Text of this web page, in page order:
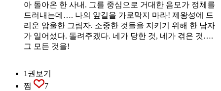
아 돌아온 한 사내. 그를 중심으로 거대한 음모가 정체를
드러내는데…. 나의 앞길을 가로막지 마라! 제왕성에 드
리운 암울한 그림자. 소중한 것들을 지키기 위해 한 남자
가 일어섰다. 돌려주겠다. 네가 당한 것, 네가 겪은 것….
그 모든 것을!
1권보기
찜
7